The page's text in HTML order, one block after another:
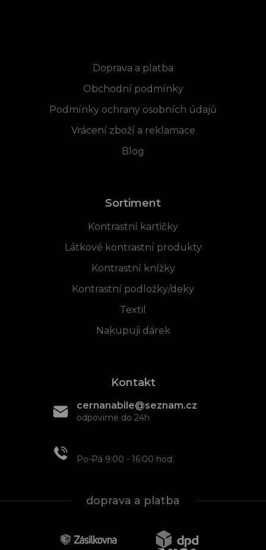
Doprava a platba
Obchodní podmínky
Podmínky ochrany osobních údajů
Vrácení zboží a reklamace
Blog
Sortiment
Kontrastní kartičky
Látkové kontrastní produkty
Kontrastní knížky
Kontrastní podložky/deky
Textil
Nakupuji dárek
Kontakt
cernanabile@seznam.cz
odpovíme do 24h
Po-Pá 9:00 - 16:00 hod.
doprava a platba